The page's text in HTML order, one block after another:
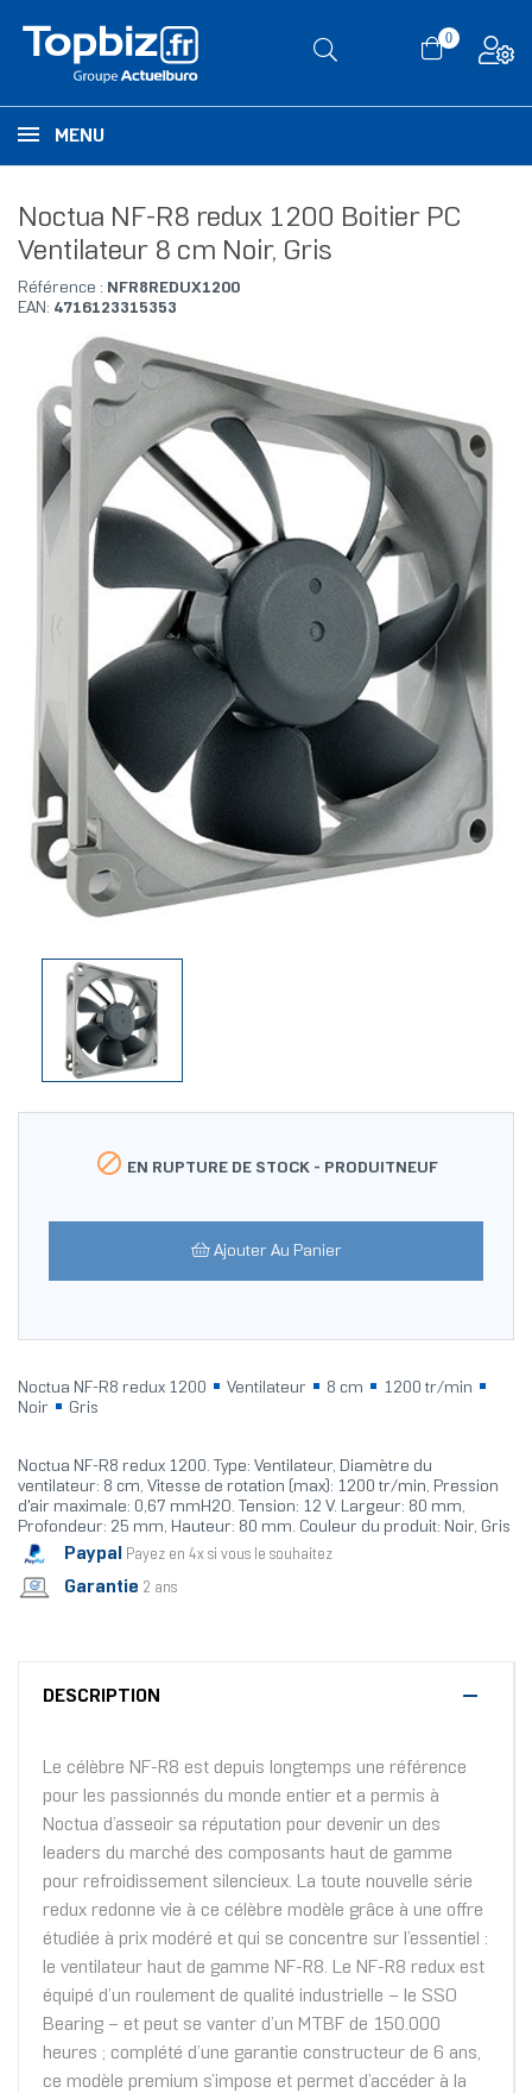
0
MENU
Noctua NF-R8 redux 1200 Boitier PC
Ventilateur 8 cm Noir, Gris
Référence : NFR8REDUX1200
EAN: 4716123315353
 EN RUPTURE DE STOCK - PRODUITNEUF
Ajouter Au Panier
Noctua NF-R8 redux 1200 Ventilateur 8 cm
1200 tr/min
Noir
Gris
Noctua NF-R8 redux 1200. Type: Ventilateur, Diamètre du
ventilateur: 8 cm, Vitesse de rotation (max): 1200 tr/min, Pression
d'air maximale: 0,67 mmH2O. Tension: 12 V. Largeur: 80 mm,
Profondeur: 25 mm, Hauteur: 80 mm. Couleur du produit: Noir, Gris
Paypal Payez en 4x si vous le souhaitez
Garantie 2 ans
DESCRIPTION
Le célèbre NF-R8 est depuis longtemps une référence
pour les passionnés du monde entier et a permis à
Noctua d’asseoir sa réputation pour devenir un des
leaders du marché des composants haut de gamme
pour refroidissement silencieux. La toute nouvelle série
redux redonne vie à ce célèbre modèle grâce à une offre
étudiée à prix modéré et qui se concentre sur l’essentiel :
le ventilateur haut de gamme NF-R8. Le NF-R8 redux est
équipé d’un roulement de qualité industrielle – le SSO
Bearing – et peut se vanter d’un MTBF de 150.000
heures ; complété d’une garantie constructeur de 6 ans,
ce modèle premium s’impose et permet d’accéder à la